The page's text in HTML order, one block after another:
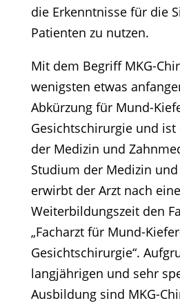
die Erkenntnisse für die
Patienten zu nutzen.
Mit dem Begriff MKG-
wenigsten etwas
Abkürzung für Mund-
Gesichtschirurgie und ist
der Medizin und
Studium der Medizin
erwirbt der Arzt nach
Weiterbildungszeit den
„Facharzt für Mund-
Gesichtschirurgie“.
langjährigen und sehr
Ausbildung sind MKG-